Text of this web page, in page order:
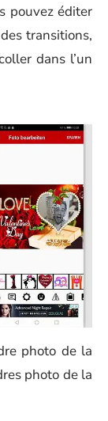
pouvez éditer
transitions,
dans l’un
photo de la
photo de la